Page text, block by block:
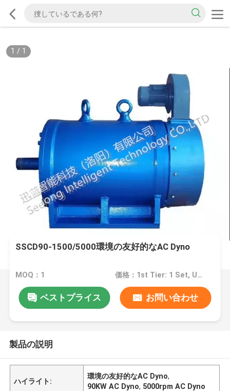
1 / 1
SSCD90-1500/5000環境の友好的なAC Dyno
MOQ：1 価格：1st Tier: 1 Set, Unit Price USD 3.00 2nd Tier: 2-5 Sets, Unit Price USD 2.00 3rd Tier: Over 5 Sets, Unit Price USD 1.00
ベストプライス お問い合わせ
製品の説明
ハイライト:
環境の友好的なAC Dyno,
90KW AC Dyno, 5000rpm AC Dyno